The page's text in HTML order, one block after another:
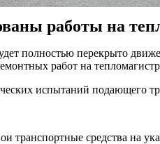
работы на
полностью перекрыто
работ на
испытаний подающего
транспортные средства на